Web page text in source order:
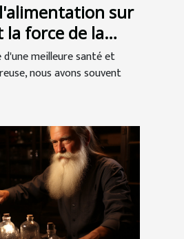
sur
force de la
meilleure santé et
nous avons souvent